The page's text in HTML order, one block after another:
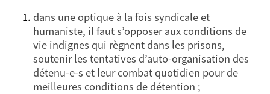
dans une optique à la fois syndicale et
humaniste, il faut s’opposer aux conditions de
vie indignes qui règnent dans les prisons,
soutenir les tentatives d’auto-organisation des
détenu-e-s et leur combat quotidien pour de
meilleures conditions de détention ;